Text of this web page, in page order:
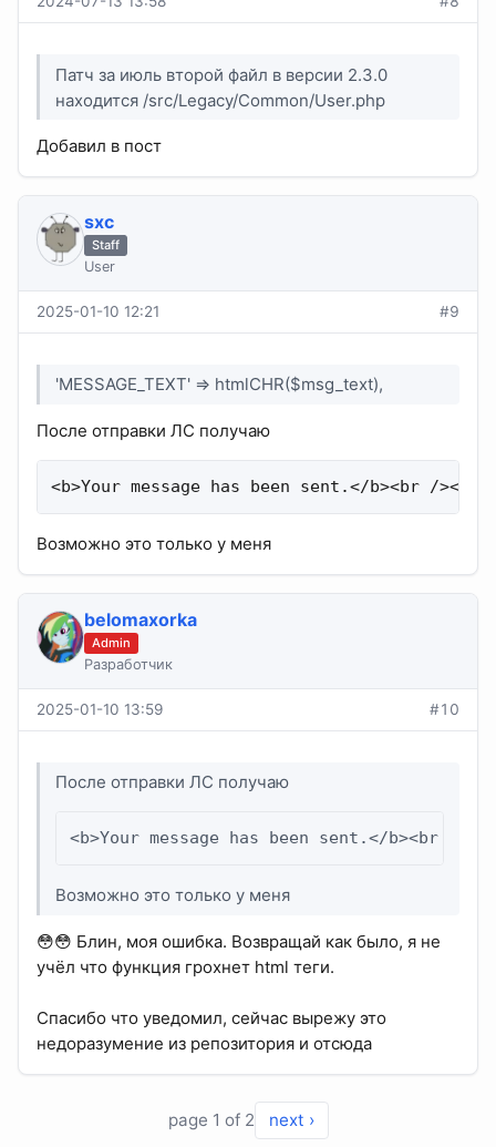
Патч за июль второй файл в версии 2.3.0
находится /src/Legacy/Common/User.php
Добавил в пост
sхс
Staff
User
2025-01-10 12:21 #9
'MESSAGE_TEXT' => htmlCHR($msg_text),
После отправки ЛС получаю
<b>Your message has been sent.</b><br /
Возможно это только у меня
belomaxorka
Admin
Разработчик
2025-01-10 13:59 #10
После отправки ЛС получаю
<b>Your message has been sent.</b><br /
Возможно это только у меня
😳😳 Блин, моя ошибка. Возвращай как было, я не
учёл что функция грохнет html теги.
Спасибо что уведомил, сейчас вырежу это
недоразумение из репозитория и отсюда
page 1 of 2 next ›